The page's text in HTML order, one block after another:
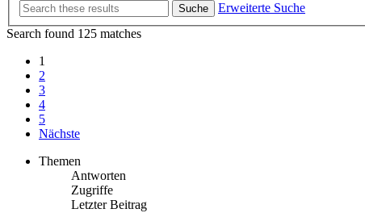
Suche
Erweiterte Suche
Search found 125 matches
1
2
3
4
5
Nächste
Themen
Antworten
Zugriffe
Letzter Beitrag